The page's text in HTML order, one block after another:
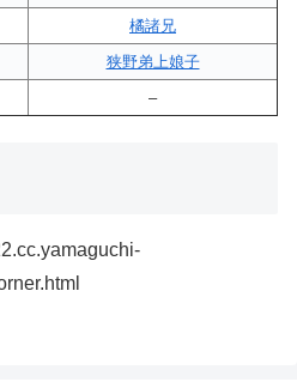
橘諸兄
狭野弟上娘子
–